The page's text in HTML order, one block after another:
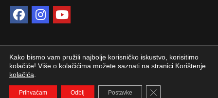
2024. © JUGinfo.hr / Sva prava pridržana.
WEB PEPERIT
Kako bismo vam pružili najbolje korisničko iskustvo, korisitimo
kolačiće! Više o kolačićima možete saznati na stranici Korištenje
kolačića
Prihvaćam Odbij Postavke Close GDPR Cookie